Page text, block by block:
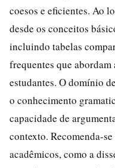
coesos e eficientes. Ao
desde os conceitos
incluindo tabelas
frequentes que
estudantes. O domínio
o conhecimento
capacidade de
contexto. Recomenda-
acadêmicos, como a